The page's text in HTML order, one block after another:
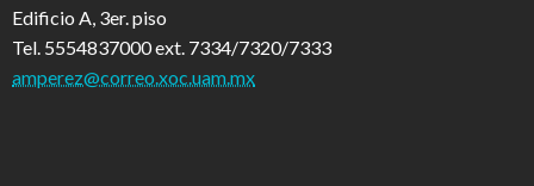
Edificio A, 3er. piso
Tel. 5554837000 ext. 7334/7320/7333
amperez@correo.xoc.uam.mx